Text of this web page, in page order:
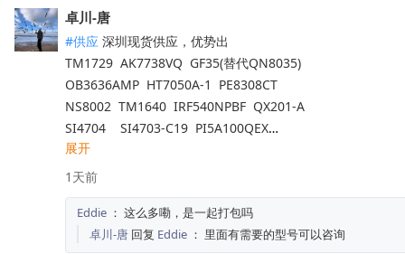
MB95F636KPMC-G-UNE2  赛普拉斯
卓川-唐
#供应 深圳现货供应，优势出
TM1729  AK7738VQ  GF35(替代QN8035)
OB3636AMP  HT7050A-1  PE8308CT
NS8002  TM1640  IRF540NPBF  QX201-A
SI4704    SI4703-C19  PI5A100QEX
NCV8402ASTT1G  AW9967DNR  IRFB4227
TM1650  TM2312  TDA7576B  CD1517CP
TL494IDR  SI4755  BD37033FV-ME2
EMP8965-33VF05GRR  TA7291SG  QX201-C
LT8645SEV  SGM4553YN8G/TR
展开
1天前
Eddie ： 这么多嘞，是一起打包吗
卓川-唐 回复 Eddie ： 里面有需要的型号可以咨询